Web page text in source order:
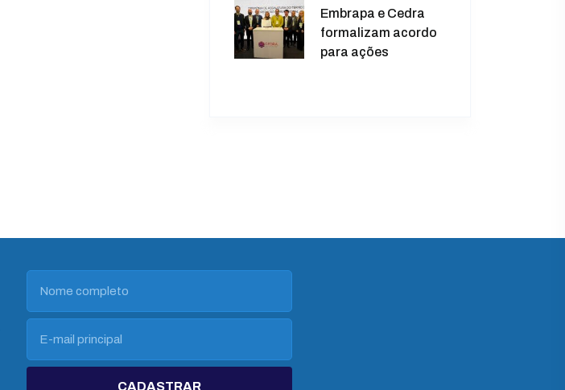
Embrapa e Cedra
formalizam acordo
para ações
CADASTRAR